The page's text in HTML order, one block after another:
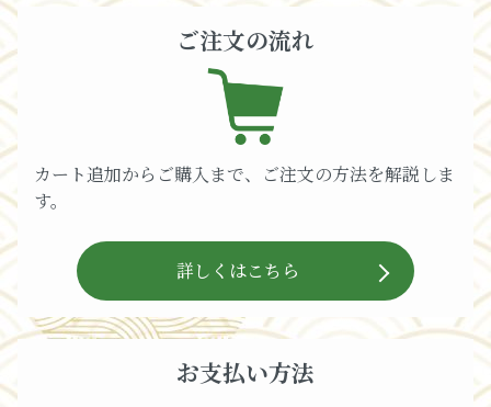
ご注文の流れ
カート追加からご購入まで、ご注文の方法を解説しま
す。
詳しくはこちら
お支払い方法